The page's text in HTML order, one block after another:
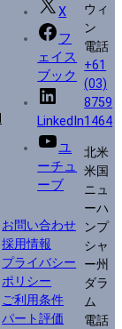
X
フ
ェイス
ブック
LinkedIn
ユ
ーチュ
ーブ
お問い合わせ
採用情報
プライバシー
ポリシー
ご利用条件
パート評価
ウィ
ン
電話
+61
(03)
8759
1464
北米
米国
ニュ
ーハ
ンプ
シャ
ー州
ダラ
ム
電話